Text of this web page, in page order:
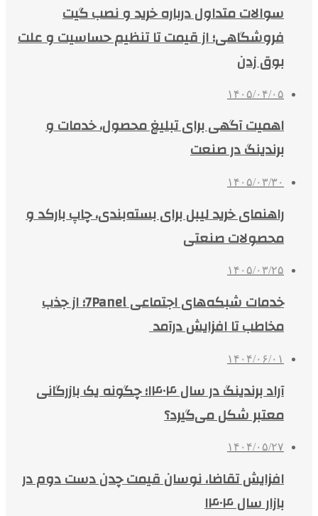
سوالات متداول درباره خرید و نصب گیت
فروشگاهی؛ از قیمت تا تنظیم حساسیت و علت
بوق زدن
۱۴۰۵/۰۴/۰۵
اهمیت آگهی برای تبلیغ محصول، خدمات و
برندینگ در صنعت
۱۴۰۵/۰۳/۳۰
راهنمای خرید لیبل برای بسته‌بندی، چاپ بارکد و
محصولات صنعتی
۱۴۰۵/۰۳/۲۵
خدمات شبکه‌های اجتماعی 7Panel؛ از جذب
مخاطب تا افزایش درآمد
۱۴۰۴/۰۶/۰۱
آراد برندینگ در سال ۱۴۰۴؛ چگونه یک بازرگانی
معتبر شکل می‌گیرد؟
۱۴۰۴/۰۵/۲۷
افزایش تقاضا، نوسان قیمت چدن دست دوم در
بازار سال ۱۴۰۴